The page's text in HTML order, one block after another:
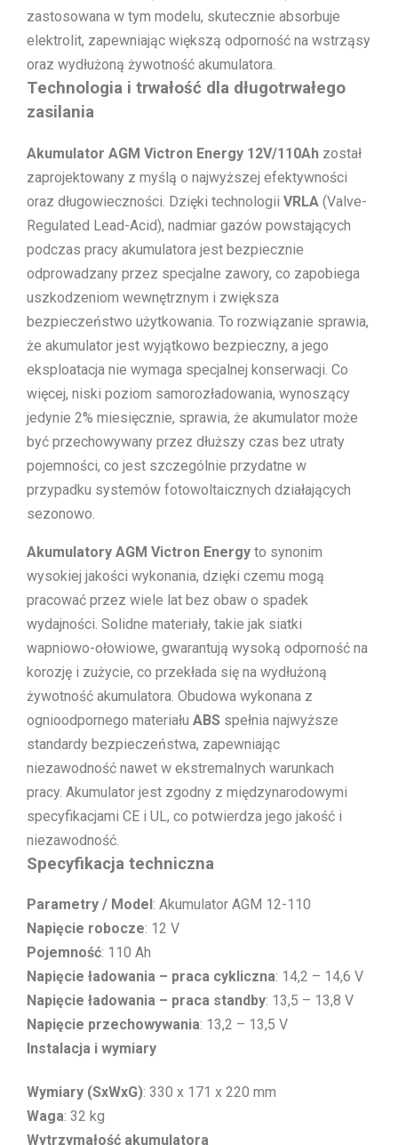
zastosowana w tym modelu, skutecznie absorbuje
elektrolit, zapewniając większą odporność na wstrząsy
oraz wydłużoną żywotność akumulatora.
Technologia i trwałość dla długotrwałego
zasilania
Akumulator AGM Victron Energy 12V/110Ah został
zaprojektowany z myślą o najwyższej efektywności
oraz długowieczności. Dzięki technologii VRLA (Valve-
Regulated Lead-Acid), nadmiar gazów powstających
podczas pracy akumulatora jest bezpiecznie
odprowadzany przez specjalne zawory, co zapobiega
uszkodzeniom wewnętrznym i zwiększa
bezpieczeństwo użytkowania. To rozwiązanie sprawia,
że akumulator jest wyjątkowo bezpieczny, a jego
eksploatacja nie wymaga specjalnej konserwacji. Co
więcej, niski poziom samorozładowania, wynoszący
jedynie 2% miesięcznie, sprawia, że akumulator może
być przechowywany przez dłuższy czas bez utraty
pojemności, co jest szczególnie przydatne w
przypadku systemów fotowoltaicznych działających
sezonowo.
Akumulatory AGM Victron Energy to synonim
wysokiej jakości wykonania, dzięki czemu mogą
pracować przez wiele lat bez obaw o spadek
wydajności. Solidne materiały, takie jak siatki
wapniowo-ołowiowe, gwarantują wysoką odporność na
korozję i zużycie, co przekłada się na wydłużoną
żywotność akumulatora. Obudowa wykonana z
ognioodpornego materiału ABS spełnia najwyższe
standardy bezpieczeństwa, zapewniając
niezawodność nawet w ekstremalnych warunkach
pracy. Akumulator jest zgodny z międzynarodowymi
specyfikacjami CE i UL, co potwierdza jego jakość i
niezawodność.
Specyfikacja techniczna
Parametry / Model : Akumulator AGM 12-110
Napięcie robocze: 12 V
Pojemność: 110 Ah
Napięcie ładowania – praca cykliczna: 14,2 – 14,6 V
Napięcie ładowania – praca standby: 13,5 – 13,8 V
Napięcie przechowywania: 13,2 – 13,5 V
Instalacja i wymiary
Wymiary (SxWxG): 330 x 171 x 220 mm
Waga: 32 kg
Wytrzymałość akumulatora